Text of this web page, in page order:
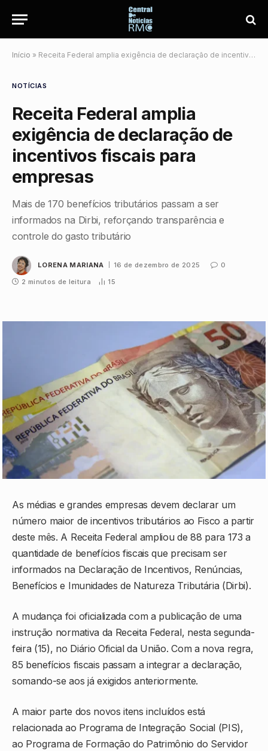
Início » Receita Federal amplia exigência de declaração de incentivos fiscais para empresas
NOTÍCIAS
Receita Federal amplia
exigência de declaração de
incentivos fiscais para
empresas
Mais de 170 benefícios tributários passam a ser
informados na Dirbi, reforçando transparência e
controle do gasto tributário
LORENA MARIANA 16 de dezembro de 2025
0
2 minutos de leitura
15
As médias e grandes empresas devem declarar um
número maior de incentivos tributários ao Fisco a partir
deste mês. A Receita Federal ampliou de 88 para 173 a
quantidade de benefícios fiscais que precisam ser
informados na Declaração de Incentivos, Renúncias,
Benefícios e Imunidades de Natureza Tributária (Dirbi).
A mudança foi oficializada com a publicação de uma
instrução normativa da Receita Federal, nesta segunda-
feira (15), no Diário Oficial da União. Com a nova regra,
85 benefícios fiscais passam a integrar a declaração,
somando-se aos já exigidos anteriormente.
A maior parte dos novos itens incluídos está
relacionada ao Programa de Integração Social (PIS),
ao Programa de Formação do Patrimônio do Servidor